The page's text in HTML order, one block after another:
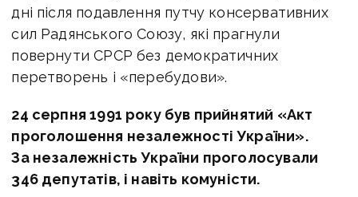
дні після подавлення путчу консервативних
сил Радянського Союзу, які прагнули
повернути СРСР без демократичних
перетворень і «перебудови».
24 серпня 1991 року був прийнятий «Акт
проголошення незалежності України».
За незалежність України проголосували
346 депутатів, і навіть комуністи.